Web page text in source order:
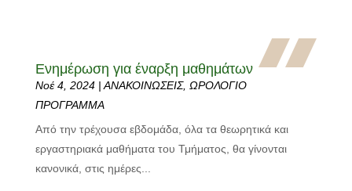
Ενημέρωση για έναρξη μαθημάτων
Νοέ 4, 2024| ΑΝΑΚΟΙΝΩΣΕΙΣ, ΩΡΟΛΟΓΙΟ
ΠΡΟΓΡΑΜΜΑ
Από την τρέχουσα εβδομάδα, όλα τα θεωρητικά και
εργαστηριακά μαθήματα του Τμήματος, θα γίνονται
κανονικά, στις ημέρες...